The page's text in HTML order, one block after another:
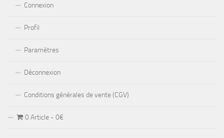
Connexion
Profil
Paramètres
Déconnexion
Conditions générales de vente (CGV)
0 Article 0€